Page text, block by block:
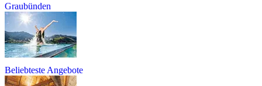
Graubünden
Beliebteste Angebote